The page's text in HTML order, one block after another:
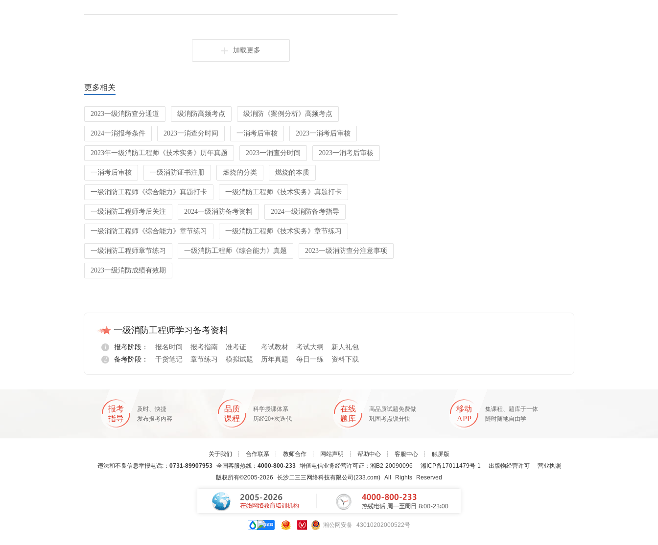
加载更多
更多相关
2023一级消防查分通道 级消防高频考点 级消防《案例分析》高频考点
2024一消报考条件 2023一消查分时间 一消考后审核 2023一消考后审核
2023年一级消防工程师《技术实务》历年真题 2023一消查分时间 2023一消考后审核
一消考后审核 一级消防证书注册 燃烧的分类 燃烧的本质
一级消防工程师《综合能力》真题打卡 一级消防工程师《技术实务》真题打卡
一级消防工程师考后关注 2024一级消防备考资料 2024一级消防备考指导
一级消防工程师《综合能力》章节练习 一级消防工程师《技术实务》章节练习
一级消防工程师章节练习 一级消防工程师《综合能力》真题 2023一级消防查分注意事项
2023一级消防成绩有效期
一级消防工程师学习备考资料
1 报考阶段： 报名时间 报考指南 准考证 考试教材 考试大纲
新人礼包
报名指导
2 备考阶段： 干货笔记 章节练习 模拟试题 历年真题 每日一练 资料下载
报考
指导
及时、快捷
发布报考内容
品质
课程
科学授课体系
历经20+次迭代
在线
题库
高品质试题免费做
巩固考点锁分快
移动
APP
集课程、题库于一体
随时随地自由学
关于我们 ┊ 合作联系 ┊ 教师合作 ┊ 网站声明 ┊ 帮助中心 ┊ 客服中心 ┊ 触屏版
违法和不良信息举报电话:： 0731-89907953全国客服热线： 4000-800-233增值电信业务经营许可证：湘B2-20090096 湘ICP备17011479号-1 出版物经营许可
营业执照
版权所有©2005-2026 长沙二三三网络科技有限公司(233.com) All Rights Reserved
湘公网安备 43010202000522号